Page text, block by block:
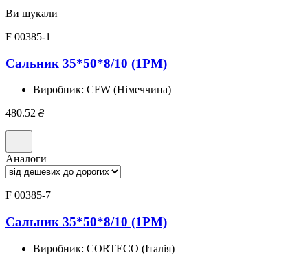
Ви шукали
F 00385-1
Сальник 35*50*8/10 (1PM)
Виробник: CFW (Німеччина)
480.52 ₴
Аналоги
F 00385-7
Сальник 35*50*8/10 (1PM)
Виробник: CORTECO (Італія)